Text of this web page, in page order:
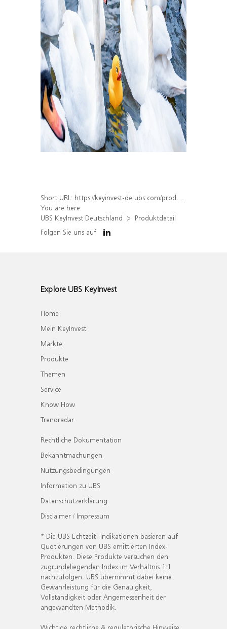
Short URL: https://keyinvest-de.ubs.com/produkt/detail/index/isin/DE000WA4DGX6
You are here:
UBS KeyInvest Deutschland
Produktdetail
Folgen Sie uns auf
Explore UBS KeyInvest
Home
Mein KeyInvest
Märkte
Produkte
Themen
Service
Know How
Trendradar
Rechtliche Dokumentation
Bekanntmachungen
Nutzungsbedingungen
Information zu UBS
Datenschutzerklärung
Disclaimer / Impressum
* Die UBS Echtzeit- Indikationen basieren auf
Quotierungen von UBS emittierten Index-
Produkten. Diese Produkte versuchen den
zugrundeliegenden Index im Verhältnis 1:1
nachzufolgen. UBS übernimmt dabei keine
Gewährleistung für die Genauigkeit,
Vollständigkeit oder Angemessenheit der
angewandten Methodik.